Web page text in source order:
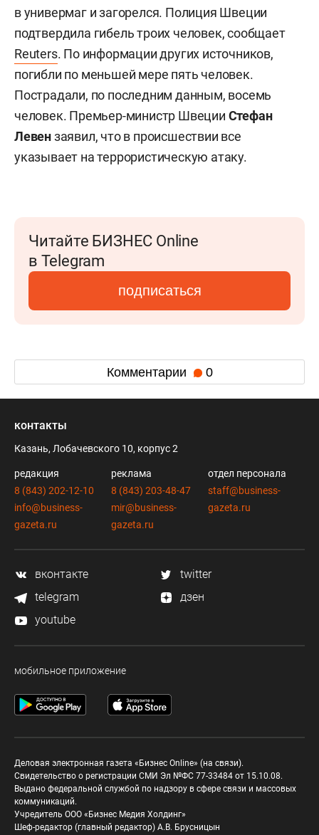
в универмаг и загорелся. Полиция Швеции
подтвердила гибель троих человек, сообщает
Reuters. По информации других источников,
погибли по меньшей мере пять человек.
Пострадали, по последним данным, восемь
человек. Премьер-министр Швеции Стефан
Левензаявил, что в происшествии все
указывает на террористическую атаку.
Читайте БИЗНЕС Online
в Telegram
подписаться
Комментарии 0
контакты
Казань, Лобачевского 10, корпус 2
редакция
8 (843) 202-12-10
info@business-
gazeta.ru
реклама
8 (843) 203-48-47
mir@business-
gazeta.ru
отдел персонала
staff@business-
gazeta.ru
вконтакте
twitter
telegram
дзен
youtube
мобильное приложение
Деловая электронная газета «Бизнес Online» (на связи).
Свидетельство о регистрации СМИ Эл №ФС 77-33484 от 15.10.08.
Выдано федеральной службой по надзору в сфере связи и массовых
коммуникаций.
Учредитель ООО «Бизнес Медия Холдинг»
Шеф-редактор (главный редактор) А.В. Брусницын